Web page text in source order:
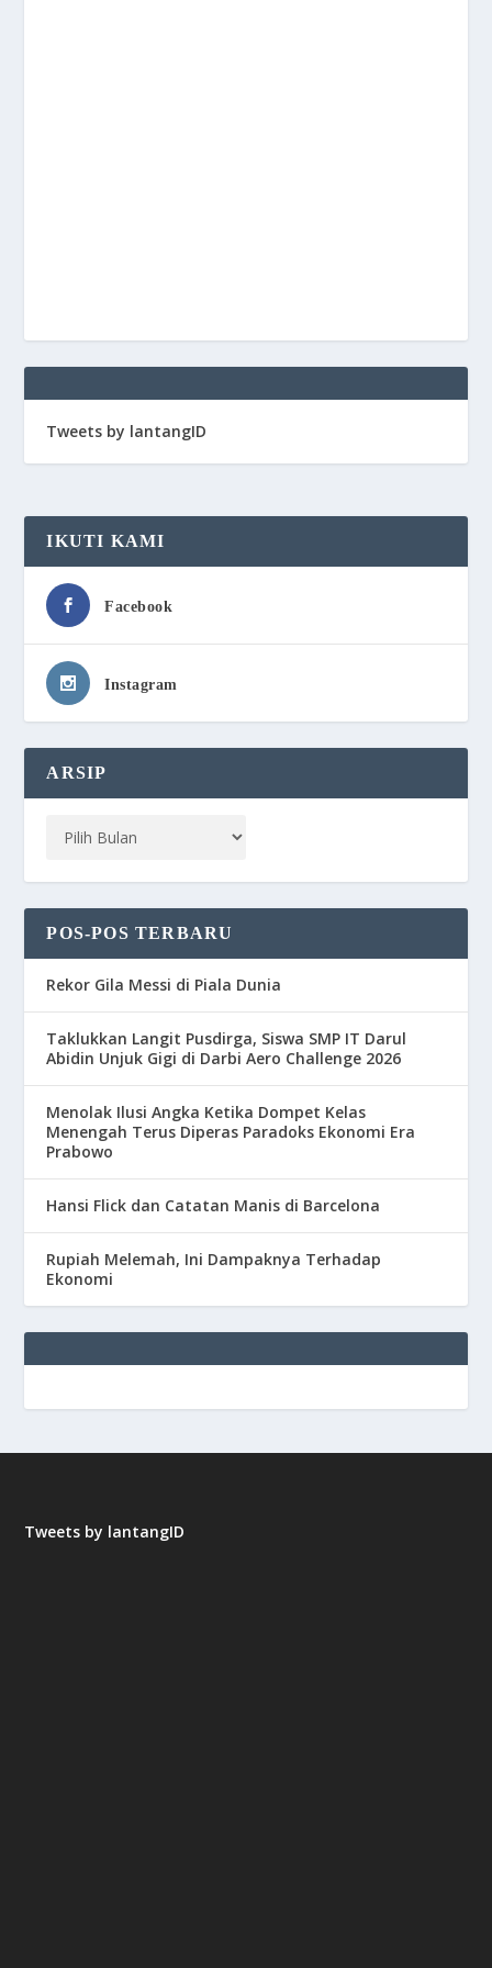
Tweets by lantangID
IKUTI KAMI
Facebook
Instagram
ARSIP
POS-POS TERBARU
Rekor Gila Messi di Piala Dunia
Taklukkan Langit Pusdirga, Siswa SMP IT Darul
Abidin Unjuk Gigi di Darbi Aero Challenge 2026
Menolak Ilusi Angka Ketika Dompet Kelas
Menengah Terus Diperas Paradoks Ekonomi Era
Prabowo
Hansi Flick dan Catatan Manis di Barcelona
Rupiah Melemah, Ini Dampaknya Terhadap
Ekonomi
Tweets by lantangID